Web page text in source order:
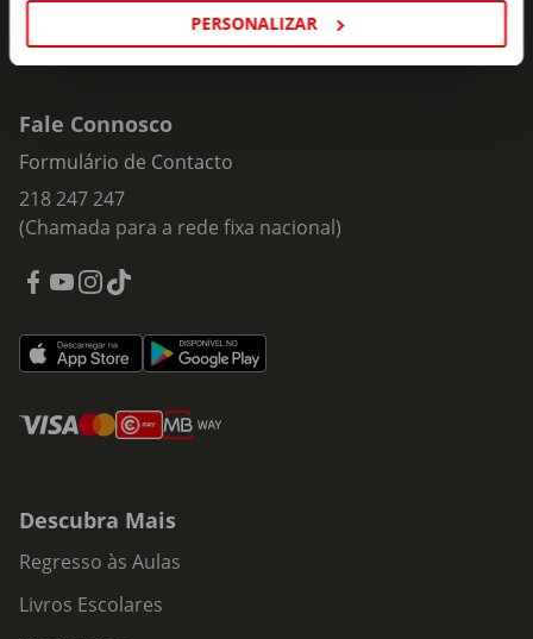
PERSONALIZAR
Fale Connosco
Formulário de Contacto
218 247 247
(Chamada para a rede fixa nacional)
Descubra Mais
Regresso às Aulas
Livros Escolares